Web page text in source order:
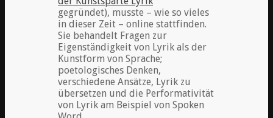
gegründet), musste – wie so vieles
in dieser Zeit – online stattfinden.
Sie behandelt Fragen zur
Eigenständigkeit von Lyrik als der
Kunstform von Sprache;
poetologisches Denken,
verschiedene Ansätze, Lyrik zu
übersetzen und die Performativität
von Lyrik am Beispiel von Spoken